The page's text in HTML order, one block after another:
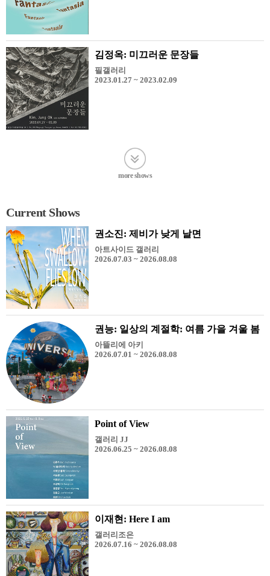
김정옥: 미끄러운 문장들
필갤러리
2023.01.27 ~ 2023.02.09
more shows
Current Shows
권소진: 제비가 낮게 날면
아트사이드 갤러리
2026.07.03 ~ 2026.08.08
권능: 일상의 계절학: 여름 가을 겨울 봄
아뜰리에 아키
2026.07.01 ~ 2026.08.08
Point of View
갤러리 JJ
2026.06.25 ~ 2026.08.08
이재현: Here I am
갤러리조은
2026.07.16 ~ 2026.08.08